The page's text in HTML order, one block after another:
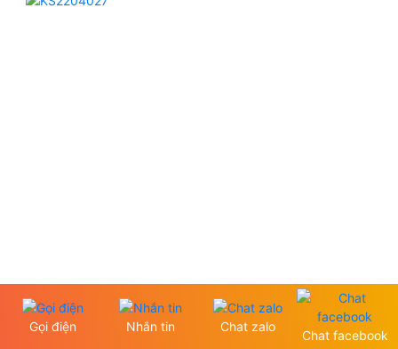
Gọi điện Nhắn tin Chat zalo
Chat facebook